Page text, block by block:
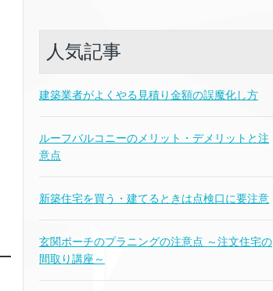
人気記事
建築業者がよくやる見積り金額の誤魔化し方
ルーフバルコニーのメリット・デメリットと注
意点
新築住宅を買う・建てるときは点検口に要注意
玄関ポーチのプラニングの注意点 ～注文住宅の
間取り講座～